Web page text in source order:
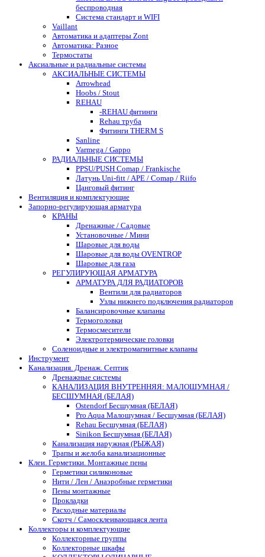
беспроводная
Система стандарт и WIFI
Vaillant
Автоматика и адаптеры Zont
Автоматика: Разное
Термостаты
Аксиальные и радиальные системы
АКСИАЛЬНЫЕ СИСТЕМЫ
Arrowhead
Hoobs / Stout
REHAU
-REHAU фитинги
Rehau труба
Фитинги THERM S
Sanline
Varmega / Gappo
РАДИАЛЬНЫЕ СИСТЕМЫ
PPSU/PUSH Comap / Frankische
Латунь Uni-fitt / APE / Comap / Riifo
Цанговый фитинг
Вентиляция и комплектующие
Запорно-регулирующая арматура
КРАНЫ
Дренажные / Садовые
Установочные / Мини
Шаровые для воды
Шаровые для воды OVENTROP
Шаровые для газа
РЕГУЛИРУЮЩАЯ АРМАТУРА
АРМАТУРА ДЛЯ РАДИАТОРОВ
Вентили для радиаторов
Узлы нижнего подключения радиаторов
Балансировочные клапаны
Термоголовки
Термосмесители
Электротермические головки
Соленоидные и электромагнитные клапаны
Инструмент
Канализация. Дренаж. Септик
Дренажные системы
КАНАЛИЗАЦИЯ ВНУТРЕННЯЯ: МАЛОШУМНАЯ /
БЕСШУМНАЯ (БЕЛАЯ)
Ostendorf Бесшумная (БЕЛАЯ)
Pro Aqua Малошумная / Бесшумная (БЕЛАЯ)
Rehau Бесшумная (БЕЛАЯ)
Sinikon Бесшумная (БЕЛАЯ)
Канализация наружная (РЫЖАЯ)
Трапы и желоба канализационные
Клеи. Герметики. Монтажные пены
Герметики силиконовые
Нити / Лен / Анаэробные герметики
Пены монтажные
Прокладки
Расходные материалы
Скотч / Самосклеивающаяся лента
Коллекторы и комплектующие
Коллекторные группы
Коллекторные шкафы